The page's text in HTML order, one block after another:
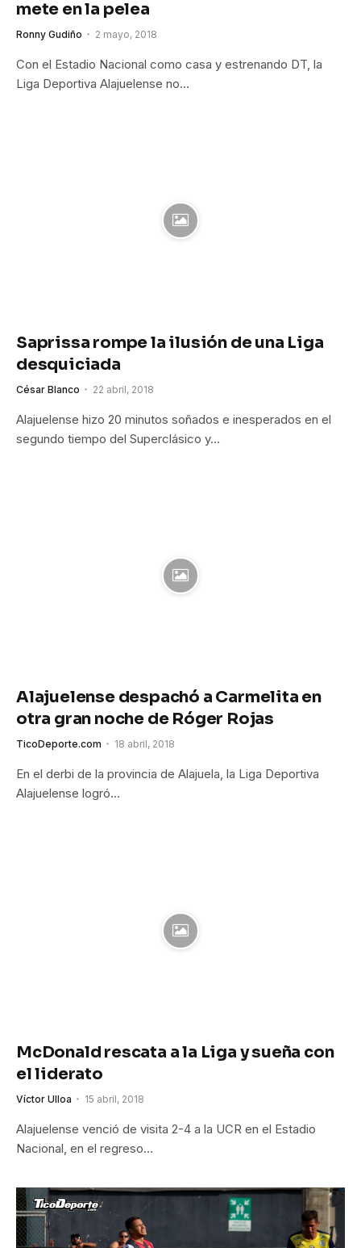
mete en la pelea
Ronny Gudiño 2 mayo, 2018
Con el Estadio Nacional como casa y estrenando DT, la
Liga Deportiva Alajuelense no…
Saprissa rompe la ilusión de una Liga
desquiciada
César Blanco 22 abril, 2018
Alajuelense hizo 20 minutos soñados e inesperados en el
segundo tiempo del Superclásico y…
Alajuelense despachó a Carmelita en
otra gran noche de Róger Rojas
TicoDeporte.com 18 abril, 2018
En el derbi de la provincia de Alajuela, la Liga Deportiva
Alajuelense logró…
McDonald rescata a la Liga y sueña con
el liderato
Víctor Ulloa 15 abril, 2018
Alajuelense venció de visita 2-4 a la UCR en el Estadio
Nacional, en el regreso…